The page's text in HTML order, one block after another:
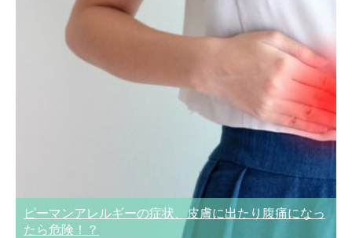
ピーマンアレルギーの症状、皮膚に出たり腹痛になっ
たら危険！？